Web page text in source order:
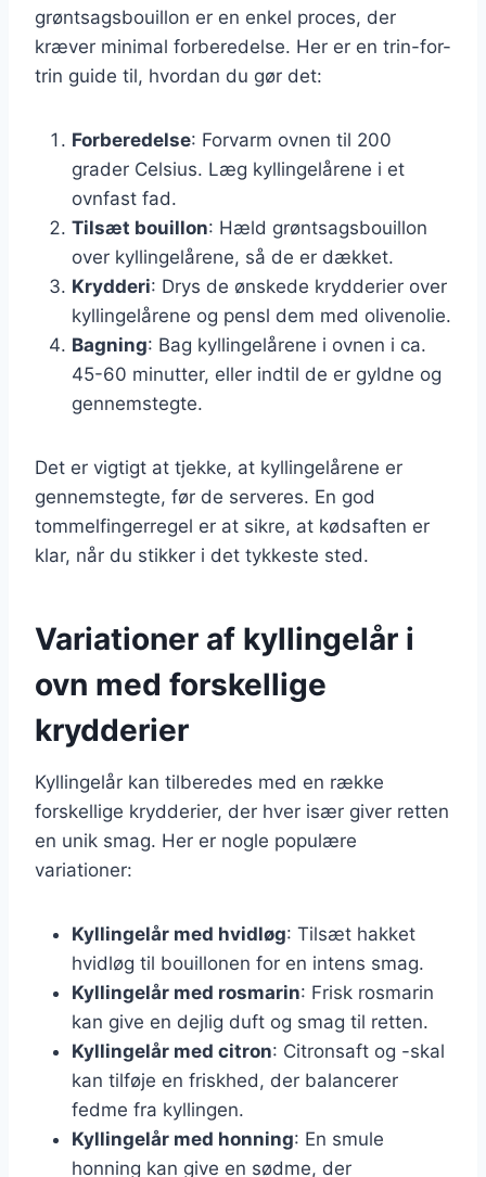
grøntsagsbouillon er en enkel proces, der
kræver minimal forberedelse. Her er en trin-for-
trin guide til, hvordan du gør det:
Forberedelse: Forvarm ovnen til 200
grader Celsius. Læg kyllingelårene i et
ovnfast fad.
Tilsæt bouillon: Hæld grøntsagsbouillon
over kyllingelårene, så de er dækket.
Krydderi: Drys de ønskede krydderier over
kyllingelårene og pensl dem med olivenolie.
Bagning: Bag kyllingelårene i ovnen i ca.
45-60 minutter, eller indtil de er gyldne og
gennemstegte.
Det er vigtigt at tjekke, at kyllingelårene er
gennemstegte, før de serveres. En god
tommelfingerregel er at sikre, at kødsaften er
klar, når du stikker i det tykkeste sted.
Variationer af kyllingelår i
ovn med forskellige
krydderier
Kyllingelår kan tilberedes med en række
forskellige krydderier, der hver især giver retten
en unik smag. Her er nogle populære
variationer:
Kyllingelår med hvidløg: Tilsæt hakket
hvidløg til bouillonen for en intens smag.
Kyllingelår med rosmarin: Frisk rosmarin
kan give en dejlig duft og smag til retten.
Kyllingelår med citron: Citronsaft og -skal
kan tilføje en friskhed, der balancerer
fedme fra kyllingen.
Kyllingelår med honning: En smule
honning kan give en sødme, der